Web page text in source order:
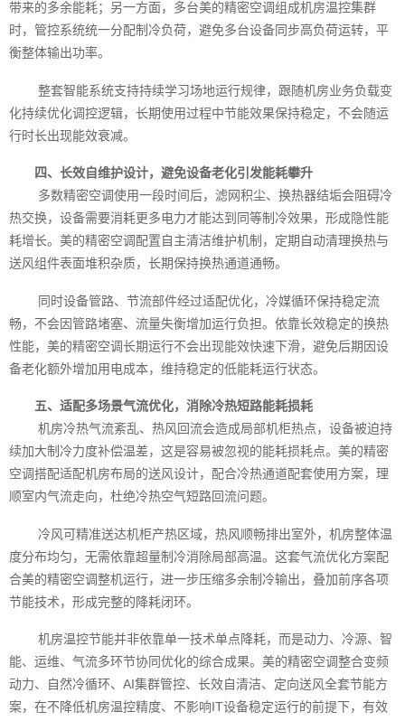
带来的多余能耗；另一方面，多台美的精密空调组成机房温控集群
时，管控系统统一分配制冷负荷，避免多台设备同步高负荷运转，平
衡整体输出功率。
整套智能系统支持持续学习场地运行规律，跟随机房业务负载变
化持续优化调控逻辑，长期使用过程中节能效果保持稳定，不会随运
行时长出现能效衰减。
四、长效自维护设计，避免设备老化引发能耗攀升
多数精密空调使用一段时间后，滤网积尘、换热器结垢会阻碍冷
热交换，设备需要消耗更多电力才能达到同等制冷效果，形成隐性能
耗增长。美的精密空调配置自主清洁维护机制，定期自动清理换热与
送风组件表面堆积杂质，长期保持换热通道通畅。
同时设备管路、节流部件经过适配优化，冷媒循环保持稳定流
畅，不会因管路堵塞、流量失衡增加运行负担。依靠长效稳定的换热
性能，美的精密空调长期运行不会出现能效快速下滑，避免后期因设
备老化额外增加用电成本，维持稳定的低能耗运行状态。
五、适配多场景气流优化，消除冷热短路能耗损耗
机房冷热气流紊乱、热风回流会造成局部机柜热点，设备被迫持
续加大制冷力度补偿温差，这是容易被忽视的能耗损耗点。美的精密
空调搭配适配机房布局的送风设计，配合冷热通道配套使用方案，理
顺室内气流走向，杜绝冷热空气短路回流问题。
冷风可精准送达机柜产热区域，热风顺畅排出室外，机房整体温
度分布均匀，无需依靠超量制冷消除局部高温。这套气流优化方案配
合美的精密空调整机运行，进一步压缩多余制冷输出，叠加前序各项
节能技术，形成完整的降耗闭环。
机房温控节能并非依靠单一技术单点降耗，而是动力、冷源、智
能、运维、气流多环节协同优化的综合成果。美的精密空调整合变频
动力、自然冷循环、AI集群管控、长效自清洁、定向送风全套节能方
案，在不降低机房温控精度、不影响IT设备稳定运行的前提下，有效